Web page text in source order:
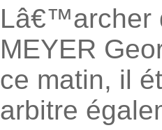
Lâ€™archer
MEYER
ce matin, il
arbitre